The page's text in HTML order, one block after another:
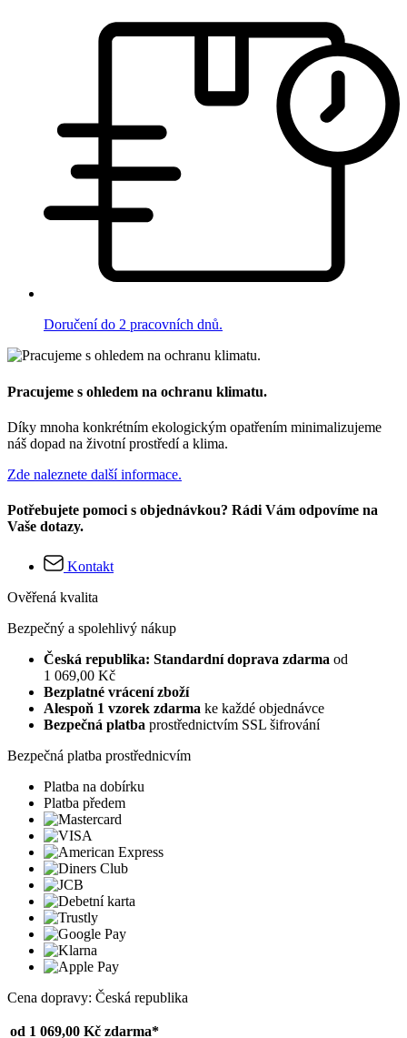
Doručení do 2 pracovních dnů.
Pracujeme s ohledem na ochranu klimatu.
Díky mnoha konkrétním ekologickým opatřením minimalizujeme
náš dopad na životní prostředí a klima.
Zde naleznete další informace.
Potřebujete pomoci s objednávkou? Rádi Vám odpovíme na
Vaše dotazy.
Kontakt
Ověřená kvalita
Bezpečný a spolehlivý nákup
Česká republika: Standardní doprava zdarma od
1 069,00 Kč
Bezplatné vrácení zboží
Alespoň 1 vzorek zdarma ke každé objednávce
Bezpečná platba prostřednictvím SSL šifrování
Bezpečná platba prostřednicvím
Platba na dobírku
Platba předem
Cena dopravy: Česká republika
od 1 069,00 Kč zdarma*